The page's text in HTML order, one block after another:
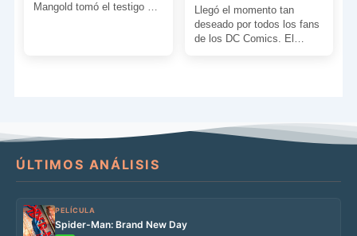
Mangold tomó el testigo de
Llegó el momento tan
deseado por todos los fans
de los DC Comics. El
ÚLTIMOS ANÁLISIS
PELÍCULA
Spider-Man: Brand New Day